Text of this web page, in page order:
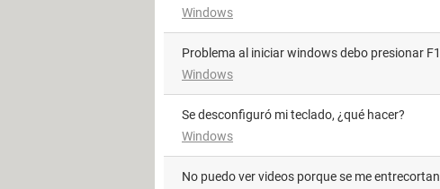
Windows
Problema al iniciar windows debo presionar F1
Windows
Se desconfiguró mi teclado, ¿qué hacer?
Windows
No puedo ver videos porque se me entrecortan